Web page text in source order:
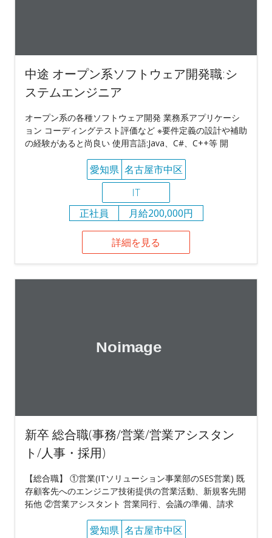
中途 オープン系ソフトウェア開発職:シ
ステムエンジニア
オープン系の各種ソフトウェア開発 業務系アプリケーシ
ョン コーディングテスト評価など ※要件定義の設計や補助
の経験があると尚良い 使用言語:Java、C#、C++等 開
愛知県 名古屋市中区
IT
正社員
月給200,000円
詳細を見る
新卒 総合職(事務/営業/営業アシスタン
ト/人事・採用)
【総合職】 ①営業(ITソリューション事業部のSES営業) 既
存顧客先へのエンジニア技術提供の営業活動、新規客先開
拓他 ②営業アシスタント 営業同行、会議の準備、請求
愛知県 名古屋市中区